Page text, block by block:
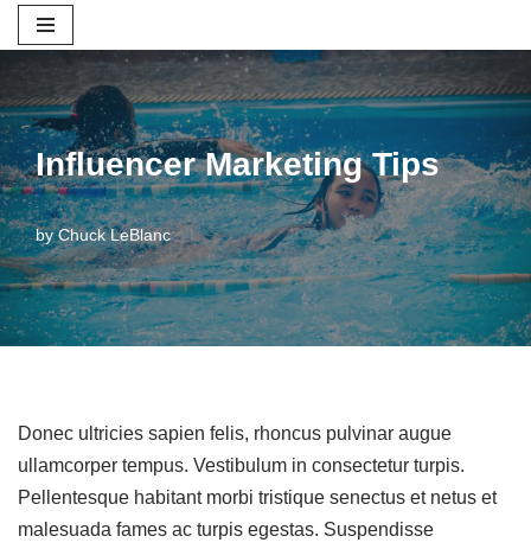
Skip
to
content
Influencer Marketing Tips
byChuck LeBlanc
Donec ultricies sapien felis, rhoncus pulvinar augue
ullamcorper tempus. Vestibulum in consectetur turpis.
Pellentesque habitant morbi tristique senectus et netus et
malesuada fames ac turpis egestas. Suspendisse